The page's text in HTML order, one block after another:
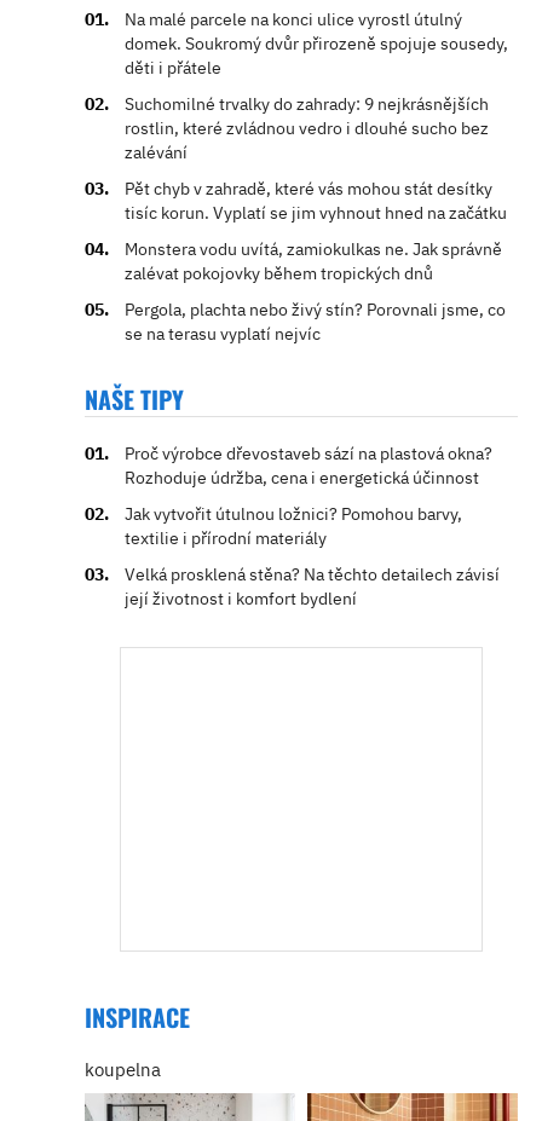
Na malé parcele na konci ulice vyrostl útulný
domek. Soukromý dvůr přirozeně spojuje sousedy,
děti i přátele
Suchomilné trvalky do zahrady: 9 nejkrásnějších
rostlin, které zvládnou vedro i dlouhé sucho bez
zalévání
Pět chyb v zahradě, které vás mohou stát desítky
tisíc korun. Vyplatí se jim vyhnout hned na začátku
Monstera vodu uvítá, zamiokulkas ne. Jak správně
zalévat pokojovky během tropických dnů
Pergola, plachta nebo živý stín? Porovnali jsme, co
se na terasu vyplatí nejvíc
NAŠE TIPY
Proč výrobce dřevostaveb sází na plastová okna?
Rozhoduje údržba, cena i energetická účinnost
Jak vytvořit útulnou ložnici? Pomohou barvy,
textilie i přírodní materiály
Velká prosklená stěna? Na těchto detailech závisí
její životnost i komfort bydlení
INSPIRACE
koupelna